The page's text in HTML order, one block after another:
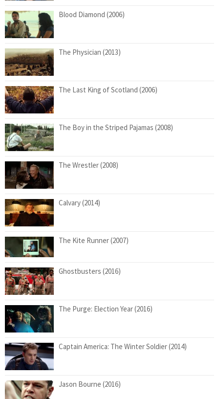
Blood Diamond (2006)
The Physician (2013)
The Last King of Scotland (2006)
The Boy in the Striped Pajamas (2008)
The Wrestler (2008)
Calvary (2014)
The Kite Runner (2007)
Ghostbusters (2016)
The Purge: Election Year (2016)
Captain America: The Winter Soldier (2014)
Jason Bourne (2016)